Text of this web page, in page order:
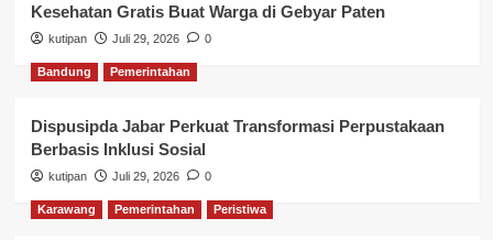
Kesehatan Gratis Buat Warga di Gebyar Paten
kutipan Juli 29, 2026 0
Bandung Pemerintahan
Dispusipda Jabar Perkuat Transformasi Perpustakaan
Berbasis Inklusi Sosial
kutipan Juli 29, 2026 0
Karawang Pemerintahan Peristiwa